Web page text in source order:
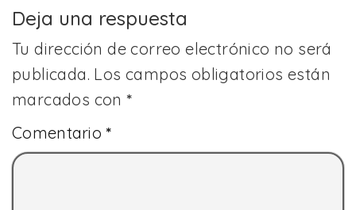
Deja una respuesta
Tu dirección de correo electrónico no será
publicada. Los campos obligatorios están
marcados con*
Comentario*